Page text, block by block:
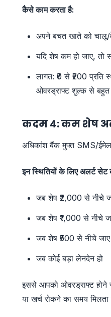
कैसे काम करता है:
अपने बचत खाते को
यदि शेष कम हो जाए, तो
लागत: ₹0 से ₹200 प्रति
ओवरड्राफ्ट शुल्क से
कदम 4: कम शेष
अधिकांश बैंक मुफ्त SMS/
इन स्थितियों के लिए अलर्ट सेट
जब शेष ₹2,000 से नीचे
जब शेष ₹1,000 से नीचे
जब शेष ₹500 से नीचे जाए
जब कोई बड़ा लेनदेन हो
इससे आपको ओवरड्राफ्ट होने
या खर्च रोकने का समय मिलता